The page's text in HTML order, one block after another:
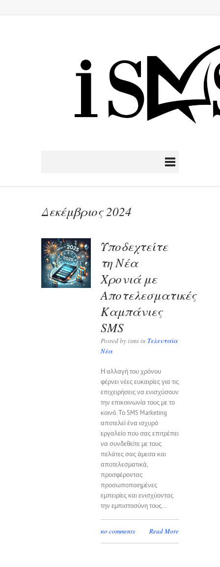
Δεκέμβριος 2024
Υποδεχτείτε
τη Νέα
Χρονιά με
Αποτελεσματικές
Καμπάνιες
SMS
Posted by isms in Τελευταία
Νέα
Η αλλαγή του χρόνου
φέρνει νέες ευκαιρίες για τις
επιχειρήσεις να ενισχύσουν
την επικοινωνία τους με το
κοινό. Το SMS Marketing
αποτελεί ένα ισχυρό
εργαλείο που σας επιτρέπει
να συνδεθείτε με τους
πελάτες σας άμεσα και
αποτελεσματικά,
προσφέροντας
προσωποποιημένες
εμπειρίες και ενισχύοντας
την εμπιστοσύνη τους...
no comments Read More